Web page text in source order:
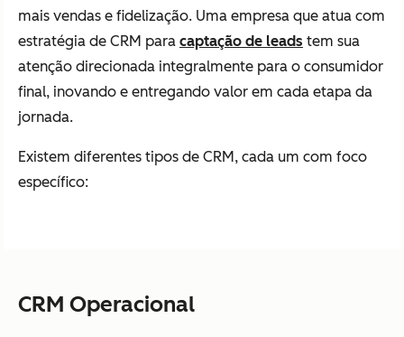
mais vendas e fidelização. Uma empresa que atua com
estratégia de CRM para captação de leads tem sua
atenção direcionada integralmente para o consumidor
final, inovando e entregando valor em cada etapa da
jornada.
Existem diferentes tipos de CRM, cada um com foco
específico:
CRM Operacional